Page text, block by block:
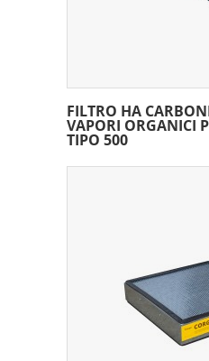
FILTRO HA
VAPORI ORGANICI
TIPO 500